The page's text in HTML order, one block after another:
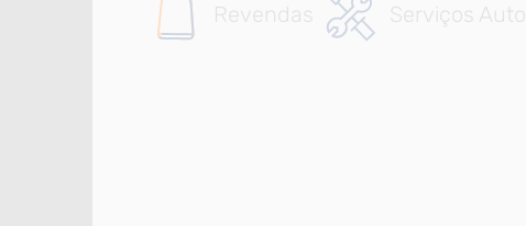
Revendas Serviços